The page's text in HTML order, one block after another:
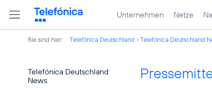
Unternehmen Netze
Sie sind hier: Telefónica Deutschland Telefónica Deutschland
Telefónica Deutschland
News